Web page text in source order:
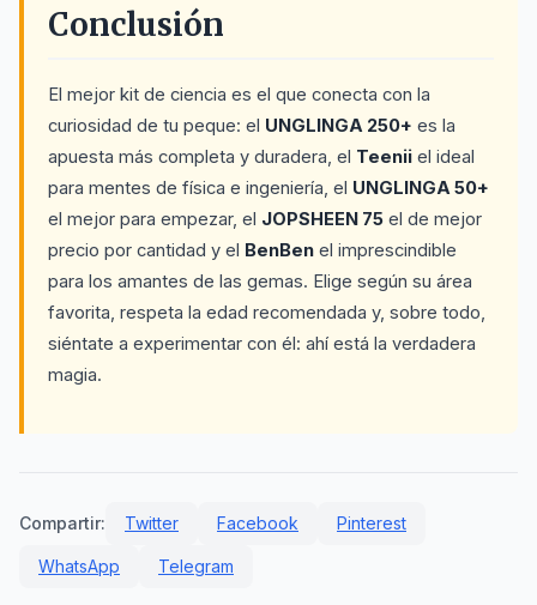
Conclusión
El mejor kit de ciencia es el que conecta con la
curiosidad de tu peque: el UNGLINGA 250+ es la
apuesta más completa y duradera, el Teenii el ideal
para mentes de física e ingeniería, el UNGLINGA 50+
el mejor para empezar, el JOPSHEEN 75 el de mejor
precio por cantidad y el BenBen el imprescindible
para los amantes de las gemas. Elige según su área
favorita, respeta la edad recomendada y, sobre todo,
siéntate a experimentar con él: ahí está la verdadera
magia.
Compartir: Twitter Facebook Pinterest
WhatsApp Telegram